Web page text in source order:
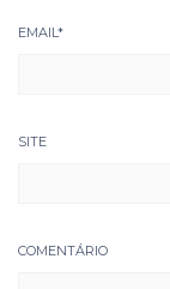
EMAIL*
SITE
COMENTÁRIO